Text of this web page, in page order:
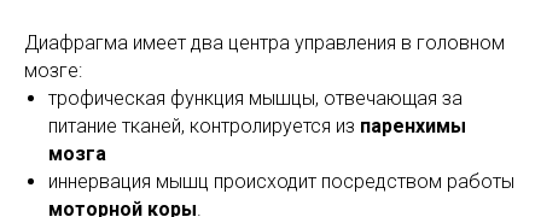
Диафрагма имеет два центра управления в головном
мозге:
трофическая функция мышцы, отвечающая за
питание тканей, контролируется из паренхимы
мозга
иннервация мышц происходит посредством работы
моторной коры.